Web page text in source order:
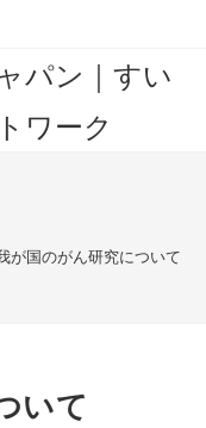
パン｜すい
ワーク
が国のがん研究について
いて